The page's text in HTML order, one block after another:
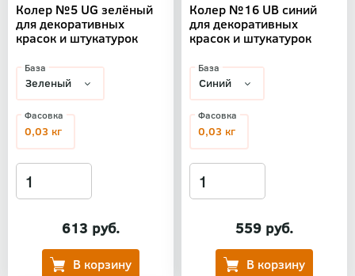
Колер №5 UG зелёный
для декоративных
красок и штукатурок
613 руб.
База
Фасовка
0,03 кг
Колер №16 UB синий
для декоративных
красок и штукатурок
559 руб.
База
Фасовка
0,03 кг